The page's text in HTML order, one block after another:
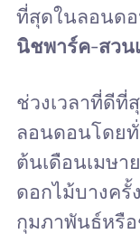
ที่สุดในลอนด
นิชพาร์ค-สวน
ช่วงเวลาที่ดีที่
ลอนดอนโดย
ต้นเดือนเมษ
ดอกไม้บางครั้
กุมภาพันธ์หรื